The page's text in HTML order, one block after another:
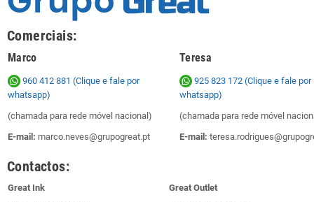
Comerciais:
Marco Teresa
960 412 881 (Clique e fale por
whatsapp)
(chamada para rede móvel nacional)
E-mail: marco.neves@grupogreat.pt
925 823 172 (Clique e fale por
whatsapp)
(chamada para rede móvel
E-mail:
Contactos:
Great Ink
Great Outlet